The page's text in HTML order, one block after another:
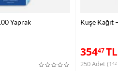
Yaprak Kuşe Kağıt
35447TL
250 Adet (1 42